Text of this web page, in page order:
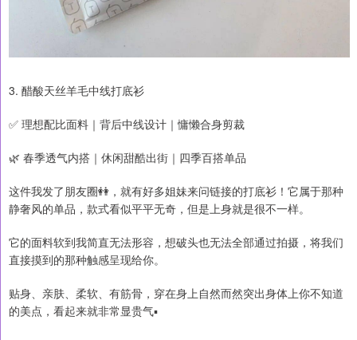
3. 醋酸天丝羊毛中线打底衫
✅ 理想配比面料｜背后中线设计｜慵懒合身剪裁
🌿 春季透气内搭｜休闲甜酷出街｜四季百搭单品
这件我发了朋友圈👭，就有好多姐妹来问链接的打底衫！它属于那种
静奢风的单品，款式看似平平无奇，但是上身就是很不一样。
它的面料软到我简直无法形容，想破头也无法全部通过拍摄，将我们
直接摸到的那种触感呈现给你。
贴身、亲肤、柔软、有筋骨，穿在身上自然而然突出身体上你不知道
的美点，看起来就非常显贵气▪️